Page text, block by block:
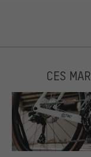
CES